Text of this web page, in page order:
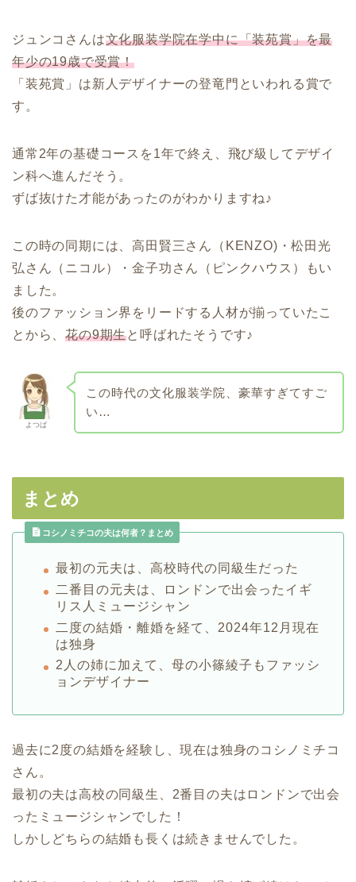
ジュンコさんは文化服装学院在学中に「装苑賞」を最
年少の19歳で受賞！
「装苑賞」は新人デザイナーの登竜門といわれる賞で
す。
通常2年の基礎コースを1年で終え、飛び級してデザイ
ン科へ進んだそう。
ずば抜けた才能があったのがわかりますね♪
この時の同期には、高田賢三さん（KENZO)・松田光
弘さん（ニコル）・金子功さん（ピンクハウス）もい
ました。
後のファッション界をリードする人材が揃っていたこ
とから、花の9期生と呼ばれたそうです♪
よつば
この時代の文化服装学院、豪華すぎてすご
い…
まとめ
コシノミチコの夫は何者？まとめ
最初の元夫は、高校時代の同級生だった
二番目の元夫は、ロンドンで出会ったイギ
リス人ミュージシャン
二度の結婚・離婚を経て、2024年12月現在
は独身
2人の姉に加えて、母の小篠綾子もファッシ
ョンデザイナー
過去に2度の結婚を経験し、現在は独身のコシノミチコ
さん。
最初の夫は高校の同級生、2番目の夫はロンドンで出会
ったミュージシャンでした！
しかしどちらの結婚も長くは続きませんでした。